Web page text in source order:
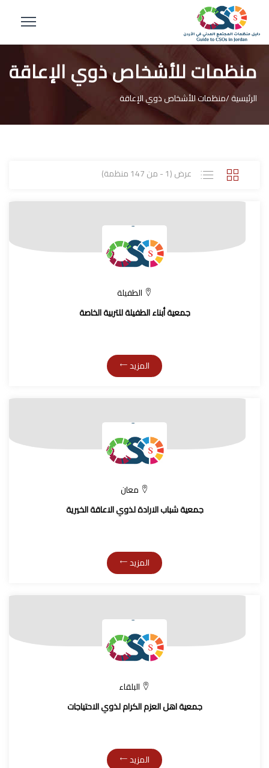
منظمات للأشخاص ذوي الإعاقة
الرئيسية /منظمات للأشخاص ذوي الإعاقة
عرض (1 - من 147 منظمة)
الطفيلة
جمعية أبناء الطفيلة للتربية الخاصة
المزيد
معان
جمعية شباب الارادة لذوي الاعاقة الخيرية
المزيد
البلقاء
جمعية اهل العزم الكرام لذوي الاحتياجات
المزيد